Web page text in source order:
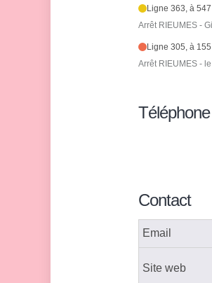
Ligne 363, à
Arrêt RIEUMES -
Ligne 305, à
Arrêt RIEUMES -
Téléphone
Contact
Email
Site web